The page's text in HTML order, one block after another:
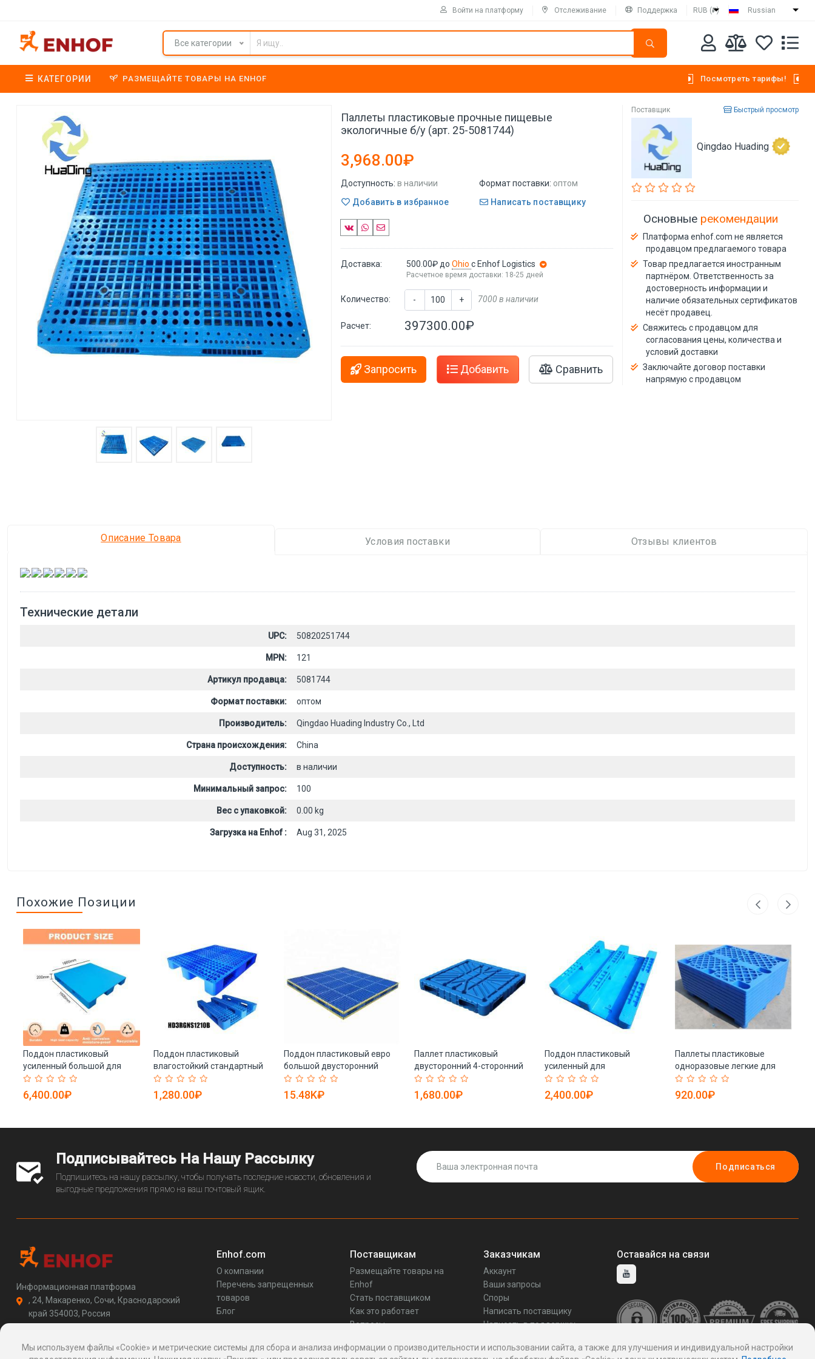
Войти на платформу Отслеживание Поддержка RUB (₽) Russian
Все категории
КАТЕГОРИИ РАЗМЕЩАЙТЕ ТОВАРЫ НА ENHOF Посмотреть тарифы!
Паллеты пластиковые прочные пищевые
экологичные б/у (арт. 25-5081744)
3,968.00₽
Доступность: в наличии Формат поставки: оптом
Добавить в избранное
Написать поставщику
Доставка: 500.00₽ доOhioс Enhof Logistics
Расчетное время доставки: 18-25 дней
Количество: - + 7000 в наличии
Расчет: 397300.00₽
Запросить Добавить Сравнить
Поставщик Быстрый просмотр
Qingdao Huading
Основные рекомендации
Платформа enhof.com не является
продавцом предлагаемого товара
Товар предлагается иностранным
партнёром. Ответственность за
достоверность информации и
наличие обязательных сертификатов
несёт продавец.
Свяжитесь с продавцом для
согласования цены, количества и
условий доставки
Заключайте договор поставки
напрямую с продавцом
Описание Товара Условия поставки Отзывы клиентов
, , , , ,
Технические детали
UPC: 50820251744
MPN: 121
Артикул продавца: 5081744
Формат поставки: оптом
Производитель: Qingdao Huading Industry Co., Ltd
Страна происхождения: China
Доступность: в наличии
Минимальный запрос: 100
Вес с упаковкой: 0.00 kg
Загрузка на Enhof : Aug 31, 2025
Похожие Позиции
Поддон пластиковый
усиленный большой для
хранения и транспортировки
(арт. 25-5081501)
6,400.00₽
Поддон пластиковый
влагостойкий стандартный
4-сторонний (арт. 25-
5081565)
1,280.00₽
Поддон пластиковый евро
большой двусторонний
HDPE PP (арт. 25-5081782)
15.48K₽
Паллет пластиковый
двусторонний 4-сторонний
HDPE (арт. 25-5081620)
1,680.00₽
Поддон пластиковый
усиленный для
фармацевтики 4-сторонний
(арт. 25-5081557)
2,400.00₽
Паллеты пластиковые
одноразовые легкие для
склада (арт. 25-5081710)
920.00₽
Подписывайтесь На Нашу Рассылку
Подпишитесь на нашу рассылку, чтобы получать последние новости, обновления и
выгодные предложения прямо на ваш почтовый ящик.
Подписаться
Информационная платформа
, 24, Макаренко, Сочи, Краснодарский
край 354003, Россия
http://enhof.com
Enhof.com
О компании
Перечень запрещенных
товаров
Блог
Поставщикам
Размещайте товары на
Enhof
Стать поставщиком
Как это работает
Вопросы
Заказчикам
Аккаунт
Ваши запросы
Споры
Написать поставщику
Написать в поддержку
Оставайся на связи
Мы используем файлы «Cookie» и метрические системы для сбора и анализа информации о производительности и использовании сайта, а также для улучшения и индивидуальной настройки